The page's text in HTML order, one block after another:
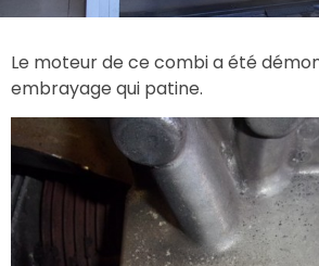
Le moteur de ce combi a été
embrayage qui patine.